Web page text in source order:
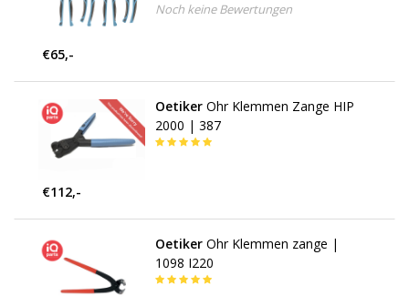
Noch keine Bewertungen
€65,-
Oetiker Ohr Klemmen Zange HIP
2000 | 387
€112,-
Oetiker Ohr Klemmen zange |
1098 I220